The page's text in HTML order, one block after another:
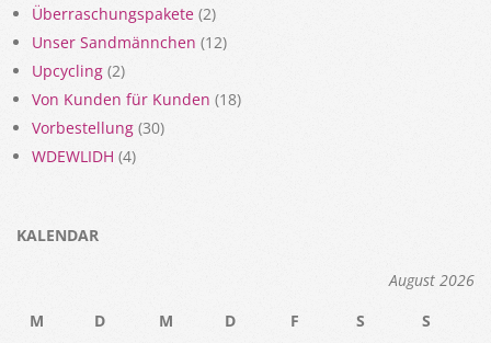
Überraschungspakete (2)
Unser Sandmännchen (12)
Upcycling (2)
Von Kunden für Kunden (18)
Vorbestellung (30)
WDEWLIDH (4)
KALENDAR
August 2026
M
D M D F S
S